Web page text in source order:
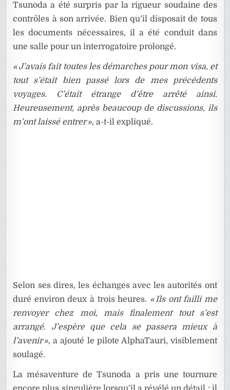
Tsunoda a été surpris par la rigueur soudaine des
contrôles à son arrivée. Bien qu’il disposait de tous
les documents nécessaires, il a été conduit dans
une salle pour un interrogatoire prolongé.
« J’avais fait toutes les démarches pour mon visa, et
tout s’était bien passé lors de mes précédents
voyages. C’était étrange d’être arrêté ainsi.
Heureusement, après beaucoup de discussions, ils
m’ont laissé entrer », a-t-il expliqué.
Selon ses dires, les échanges avec les autorités ont
duré environ deux à trois heures. « Ils ont failli me
renvoyer chez moi, mais finalement tout s’est
arrangé. J’espère que cela se passera mieux à
l’avenir », a ajouté le pilote AlphaTauri, visiblement
soulagé.
La mésaventure de Tsunoda a pris une tournure